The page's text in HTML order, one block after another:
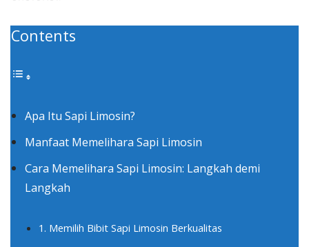
Contents
Apa Itu Sapi Limosin?
Manfaat Memelihara Sapi Limosin
Cara Memelihara Sapi Limosin: Langkah demi
Langkah
1. Memilih Bibit Sapi Limosin Berkualitas